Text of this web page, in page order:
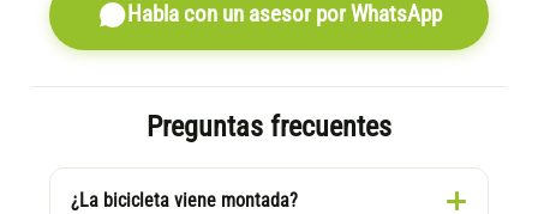
Habla con un asesor por WhatsApp
Preguntas frecuentes
¿La bicicleta viene montada?